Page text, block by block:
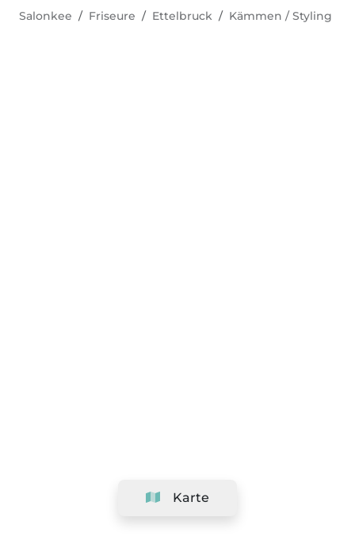
Karte
Salonkee Friseure Ettelbruck Kämmen / Styling